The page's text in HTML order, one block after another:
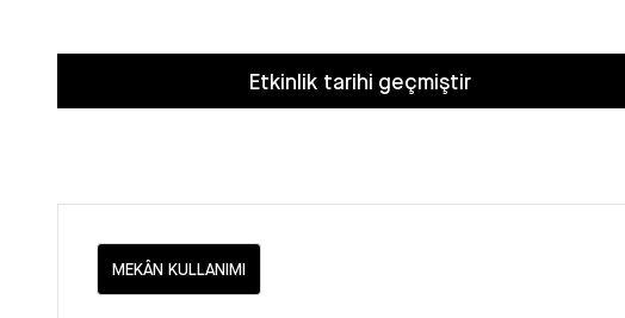
Etkinlik tarihi geçmiştir
MEKÂN KULLANIMI